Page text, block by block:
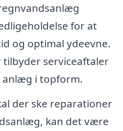
for at
og optimal ydeevne.
serviceaftaler
i topform.
der ske reparationer
kan det være